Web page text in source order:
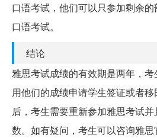
口语考试，他们可以只参加剩余
口语考试。
结论
雅思考试成绩的有效期是两年，
用他们的成绩申请学生签证或者
后，考生需要重新参加雅思考试
数。如有疑问，考生可以咨询雅